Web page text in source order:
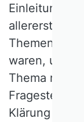
allerersten
waren, um
Thema
Klärung